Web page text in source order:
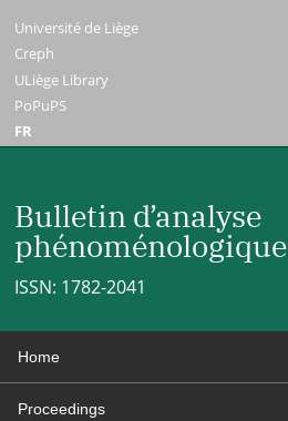
Université de Liège
Creph
ULiège Library
PoPuPS
FR
Bulletin d’analyse
phénoménologique
ISSN: 1782-2041
Home
Proceedings